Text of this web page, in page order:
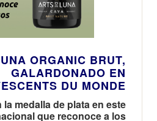
ORGANIC BRUT,
GALARDONADO EN
DU MONDE
medalla de plata en este
que reconoce a los